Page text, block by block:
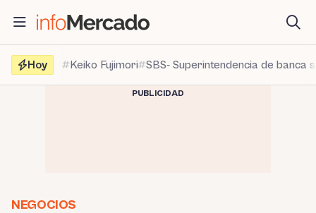
contenido
Hoy
Keiko Fujimori SBS- Superintendencia de banca
PUBLICIDAD
NEGOCIOS